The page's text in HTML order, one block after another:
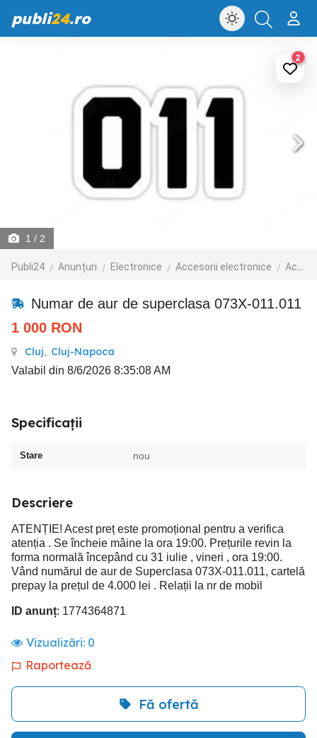
publi24.ro
1 / 2
Publi24 Anunțuri Electronice Accesorii electronice Accesorii telefoane mobile
2
Numar de aur de superclasa 073X-011.011
1 000 RON
Cluj, Cluj-Napoca
Valabil din 8/6/2026 8:35:08 AM
Specificații
Stare nou
Descriere
ATENȚIE! Acest preț este promoțional pentru a verifica
atenția . Se încheie mâine la ora 19:00. Prețurile revin la
forma normală începând cu 31 iulie , vineri , ora 19:00.
Vând numărul de aur de Superclasa 073X-011.011, cartelă
prepay la prețul de 4.000 lei . Relații la nr de mobil
ID anunț: 1774364871
Vizualizări: 0
Raportează
Fă ofertă